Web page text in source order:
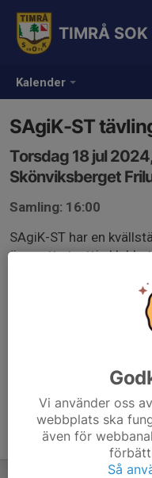
Kalender
TIMRÅ SOK
SAgiK-ST
Torsdag 18 jul
Skönviksberget
Samling: 16:00
SAgiK-ST har en
även att utnyttja
Vi använder oss
webbplats ska
även för
Så